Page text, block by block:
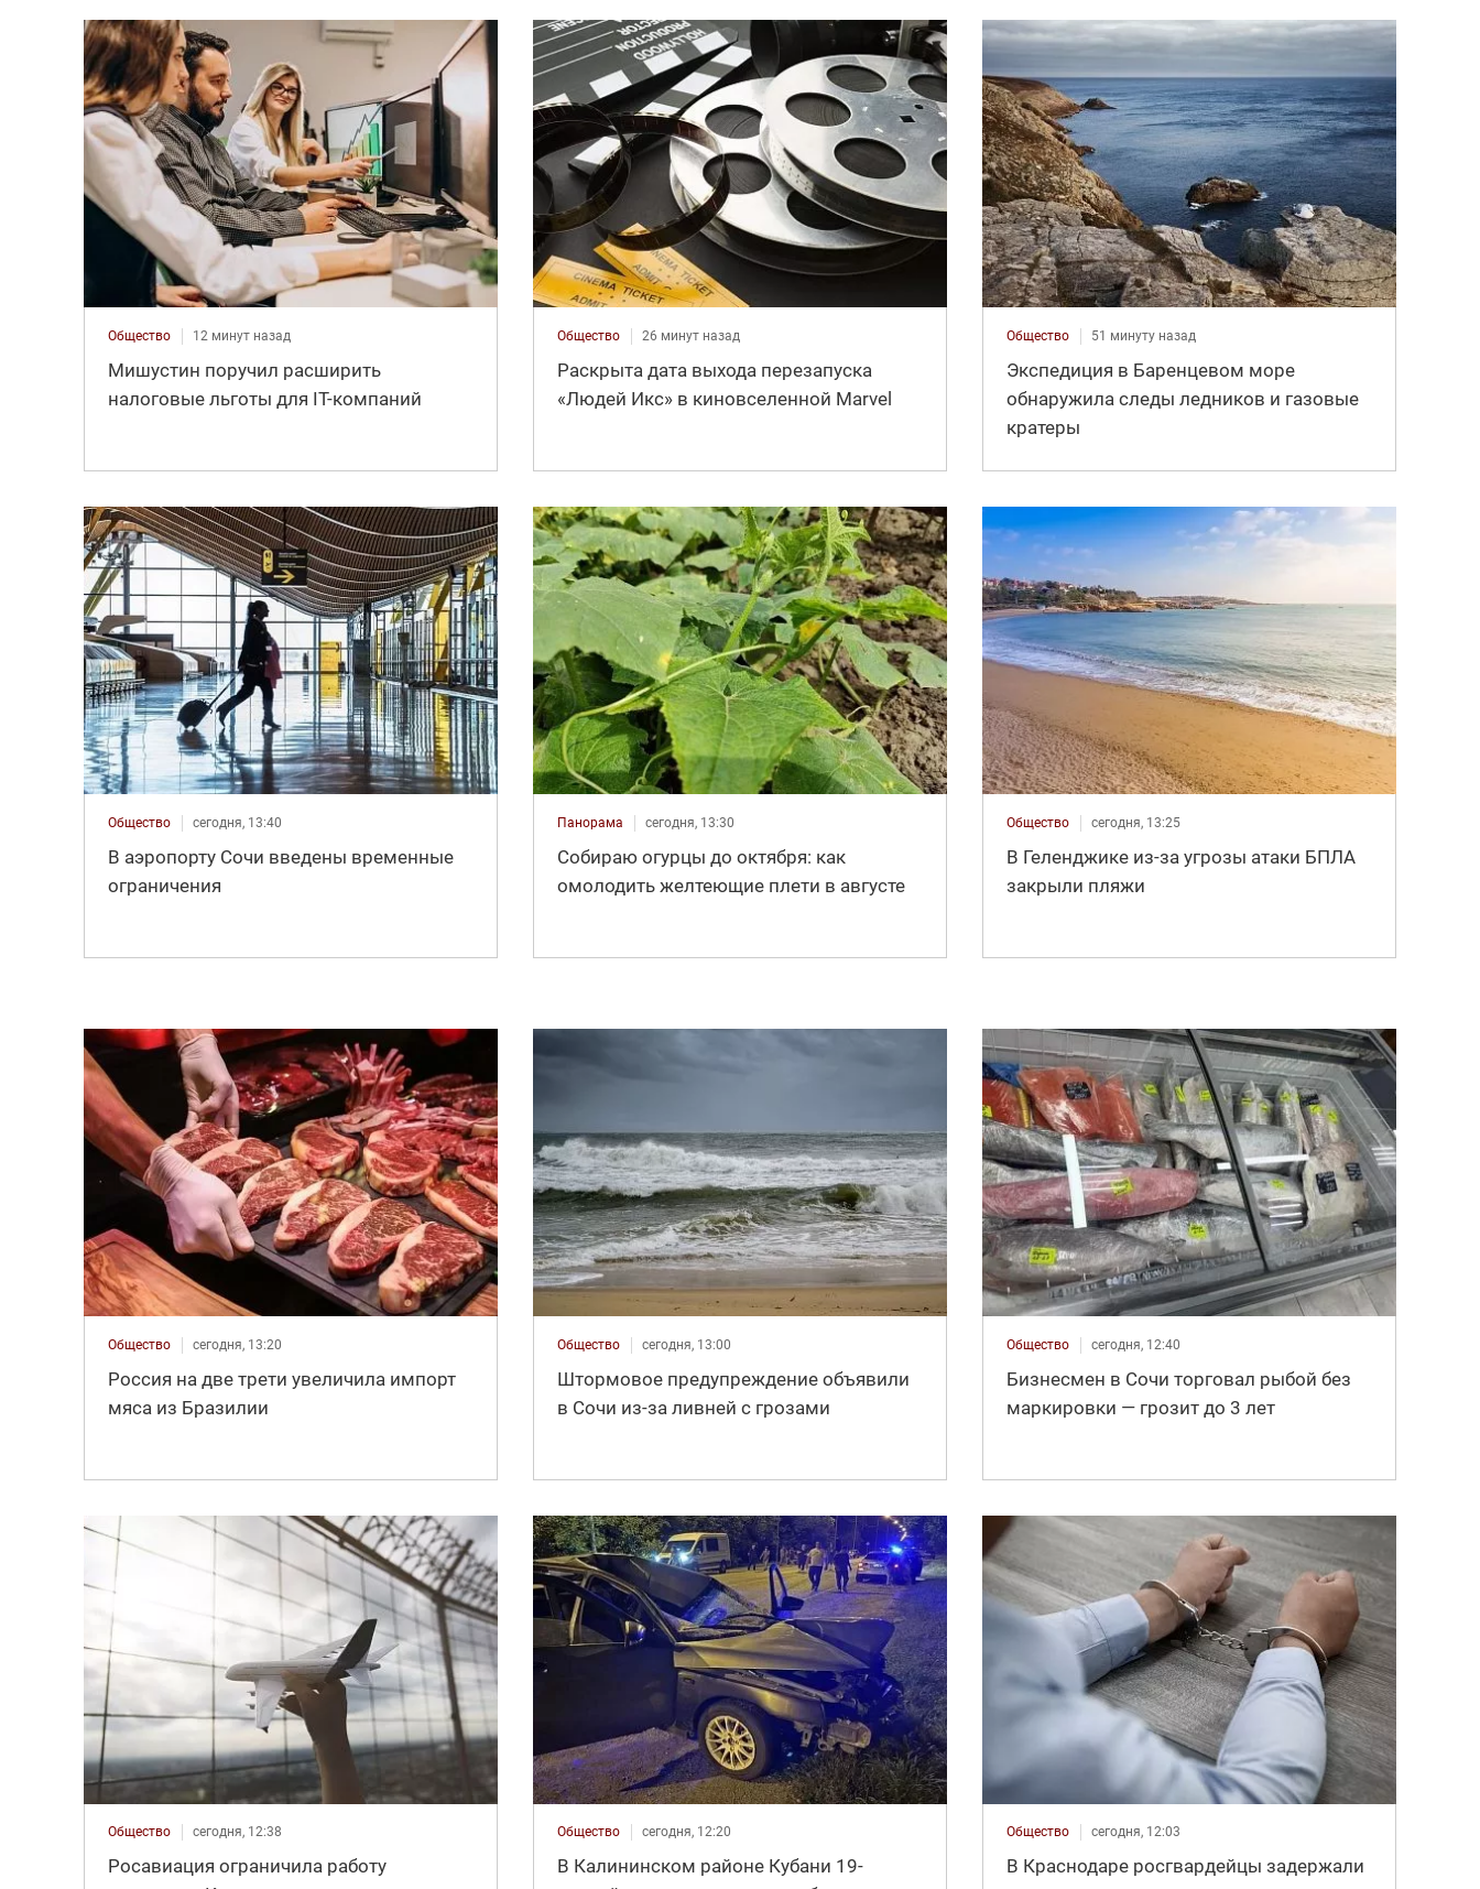
Общество 12 минут назад
Мишустин поручил расширить
налоговые льготы для IT-компаний
Общество 26 минут назад
Раскрыта дата выхода перезапуска
«Людей Икс» в киновселенной Marvel
Общество 51 минуту назад
Экспедиция в Баренцевом море
обнаружила следы ледников и газовые
кратеры
Общество сегодня, 13:40
В аэропорту Сочи введены временные
ограничения
Панорама сегодня, 13:30
Собираю огурцы до октября: как
омолодить желтеющие плети в августе
Общество сегодня, 13:25
В Геленджике из-за угрозы атаки БПЛА
закрыли пляжи
Общество сегодня, 13:20
Россия на две трети увеличила импорт
мяса из Бразилии
Общество сегодня, 13:00
Штормовое предупреждение объявили
в Сочи из-за ливней с грозами
Общество сегодня, 12:40
Бизнесмен в Сочи торговал рыбой без
маркировки — грозит до 3 лет
Общество сегодня, 12:38
Росавиация ограничила работу
Общество сегодня, 12:20
В Калининском районе Кубани 19-
Общество сегодня, 12:03
В Краснодаре росгвардейцы задержали